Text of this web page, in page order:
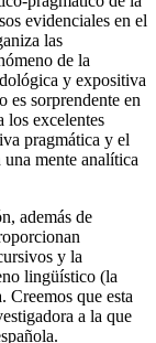
evidenciales en el
las
de la
y expositiva
es sorprendente en
los excelentes
pragmática y el
mente analítica
además de
y la
lingüístico (la
Creemos que esta
a la que